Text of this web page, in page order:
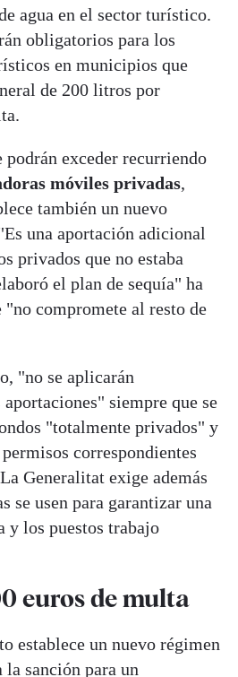
agua en el sector turístico.
obligatorios para los
en municipios que
de 200 litros por
podrán exceder recurriendo
móviles privadas,
también un nuevo
una aportación adicional
privados que no estaba
el plan de sequía" ha
compromete al resto de
"no se aplicarán
siempre que se
"totalmente privados" y
correspondientes
Generalitat exige además
se usen para garantizar una
y los puestos trabajo
euros de multa
establece un nuevo régimen
sanción para un